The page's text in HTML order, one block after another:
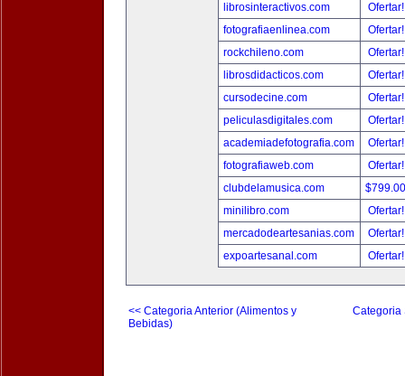
librosinteractivos.com
fotografiaenlinea.com
rockchileno.com
librosdidacticos.com
cursodecine.com
peliculasdigitales.com
academiadefotografia.com
fotografiaweb.com
clubdelamusica.com
minilibro.com
mercadodeartesanias.com
expoartesanal.com
<< Categoria Anterior (Alimentos y
Bebidas)
Categoria